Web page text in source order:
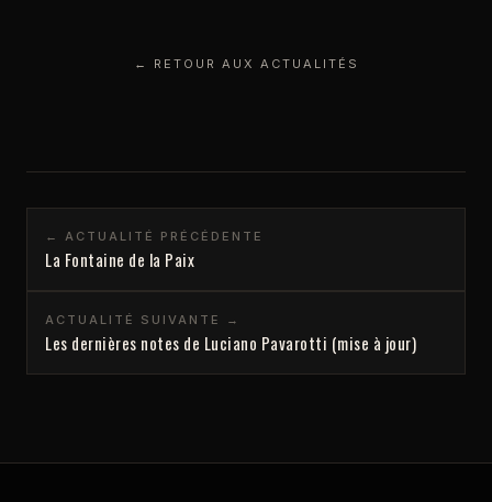
← RETOUR AUX ACTUALITÉS
← ACTUALITÉ PRÉCÉDENTE
La Fontaine de la Paix
ACTUALITÉ SUIVANTE →
Les dernières notes de Luciano Pavarotti (mise à jour)